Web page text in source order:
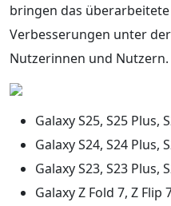
bringen das
Verbesserungen unter
Nutzerinnen und Nutzern.
Galaxy S25, S25 Plus,
Galaxy S24, S24 Plus,
Galaxy S23, S23 Plus,
Galaxy Z Fold 7, Z Flip